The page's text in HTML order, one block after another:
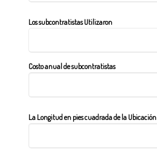
Los subcontratistas Utilizaron
Costo anual de subcontratistas
La Longitud en pies cuadrada de la Ubicación